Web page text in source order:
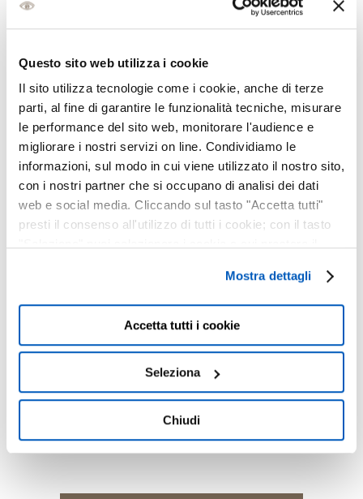
Questo sito web utilizza i cookie
Il sito utilizza tecnologie come i cookie, anche di terze
parti, al fine di garantire le funzionalità tecniche, misurare
le performance del sito web, monitorare l'audience e
migliorare i nostri servizi on line. Condividiamo le
informazioni, sul modo in cui viene utilizzato il nostro sito,
con i nostri partner che si occupano di analisi dei dati
web e social media. Cliccando sul tasto "Accetta tutti"
presti il consenso all'utilizzo di tutti i cookie; con il tasto
destra puoi continuare la navigazione solo con l'utilizzo
dei cookie necessari. Per saperne di più ed
eventualmente modificare il tuo consenso, consulta
l'Informativa suCookiesePrivacy. È possibile
consenso in qualsiasi momento, accedendo al pannello
Mostra Dettagli.
Mostra dettagli
Accetta tutti i cookie
Seleziona
Chiudi
INGRANDITORE
IPHONE
14 Dicembre, 2024
BACK TO SCHOOL :
APRI IL LIBRO
DELLE OFFERTE!
04 Settembre, 2024
OCCHIALI GLARE :
ECCELLENZA TUTTA
18 Marzo, 2024
LAVORA CON NOI